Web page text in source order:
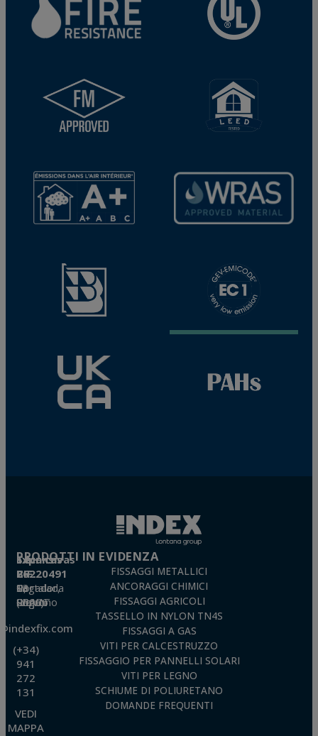
Técnicas Expansivas S.L.
CIF: B-26220491
P. I. La Portalada II, C/ Segador, 13
26006 · Logroño (La Rioja) · SPAIN
(+34)
941
272
131
VEDI
MAPPA
PRODOTTI IN EVIDENZA
FISSAGGI METALLICI
ANCORAGGI CHIMICI
FISSAGGI AGRICOLI
TASSELLO IN NYLON TN4S
FISSAGGI A GAS
VITI PER CALCESTRUZZO
FISSAGGIO PER PANNELLI SOLARI
VITI PER LEGNO
SCHIUME DI POLIURETANO
DOMANDE FREQUENTI